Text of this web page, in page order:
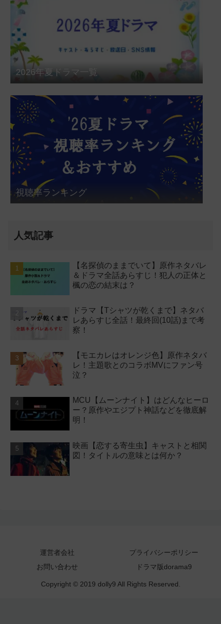
2026年夏ドラマ一覧
視聴率ランキング
人気記事
【名探偵のままでいて】原作ネタバレ
＆ドラマ全話あらすじ！犯人の正体と
楓の恋の結末は？
ドラマ【Tシャツが乾くまで】ネタバ
レあらすじ全話！最終回(10話)まで考
察！
【モエカレはオレンジ色】原作ネタバ
レ！主題歌とのコラボMVにファン号
泣？
MCU【ムーンナイト】はどんなヒーロ
ー？原作やエジプト神話などを徹底解
明！
映画【恋する寄生虫】キャストと相関
図！タイトルの意味とは何か？
運営者会社
プライバシーポリシー
お問い合わせ
ドラマ版dorama9
Copyright © 2019 dolly9 All Rights Reserved.